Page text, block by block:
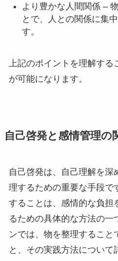
より豊かな人間関係 –
とで、人との関係に集
す。
上記のポイントを理解する
が可能になります。
自己啓発と感情管理の
自己啓発は、自己理解を深
理するための重要な手段で
することは、感情的な負担
るための具体的な方法の一
ンでは、物を整理すること
と、その実践方法について